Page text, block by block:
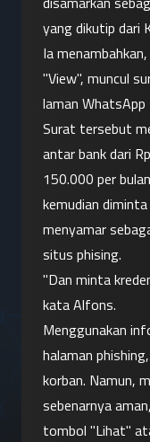
yang dikutip dari
Ia
"View", muncul
laman
Surat tersebut
antar bank dari
150.000 per
kemudian
menyamar
situs phising.
"Dan minta
kata Alfons.
Menggunakan
halaman
korban. Namun,
sebenarnya
tombol "Lihat"